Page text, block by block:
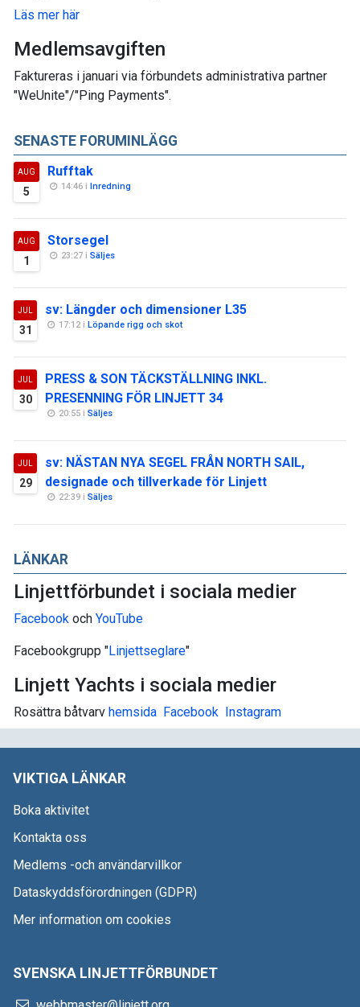
Läs mer här
Medlemsavgiften
Faktureras i januari via förbundets administrativa partner
"WeUnite"/"Ping Payments".
SENASTE FORUMINLÄGG
AUG
5
Rufftak
14:46 iInredning
AUG
1
Storsegel
23:27 iSäljes
JUL
31
sv: Längder och dimensioner L35
17:12 iLöpande rigg och skot
JUL
30
PRESS & SON TÄCKSTÄLLNING INKL.
PRESENNING FÖR LINJETT 34
20:55 iSäljes
JUL
29
sv: NÄSTAN NYA SEGEL FRÅN NORTH SAIL,
designade och tillverkade för Linjett
22:39 iSäljes
LÄNKAR
Linjettförbundet i sociala medier
Facebook och YouTube
Facebookgrupp "Linjettseglare"
Linjett Yachts i sociala medier
Rosättra båtvarv hemsida Facebook Instagram
VIKTIGA LÄNKAR
Boka aktivitet
Kontakta oss
Medlems -och användarvillkor
Dataskyddsförordningen (GDPR)
Mer information om cookies
SVENSKA LINJETTFÖRBUNDET